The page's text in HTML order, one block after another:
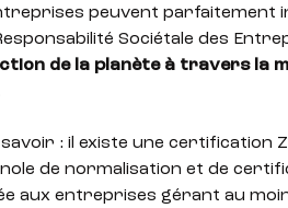
peuvent parfaitement
Sociétale des
de la planète à travers la
savoir : il existe une certification
de normalisation et de
aux entreprises gérant au